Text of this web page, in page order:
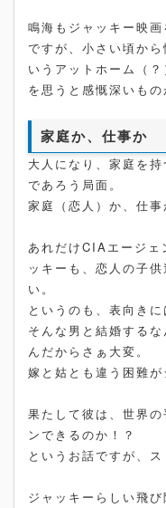
鳴海もジャッキー映
ですが、小さい頃か
いうアットホーム（
を思うと感慨深いも
家庭か、仕事か
大人になり、家庭を
であろう局面。
家庭（恋人）か、仕事
あれだけCIAエージェ
ッキーも、恋人の子
い。
というのも、表向き
そんな男と結婚する
んだからさぁ大変。
嫁と姑とも違う困難が
果たして彼は、世界
ンできるのか！？
というお話ですが、
ジャッキーらしい飛